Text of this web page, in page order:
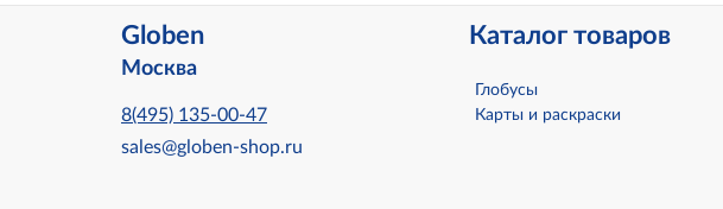
Globen
Москва
8(495) 135-00-47
sales@globen-shop.ru
Каталог товаров
Глобусы
Карты и раскраски